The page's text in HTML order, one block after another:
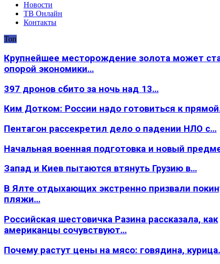
Новости
ТВ Онлайн
Контакты
Топ
Крупнейшее месторождение золота может
опорой экономики…
397 дронов сбито за ночь над 13…
Ким Дотком: России надо готовиться к
Пентагон рассекретил дело о падении НЛО с…
Начальная военная подготовка и новый
Запад и Киев пытаются втянуть Грузию в…
В Ялте отдыхающих экстренно призвали
пляжи…
Российская шестовичка Разина рассказала, как
американцы сочувствуют…
Почему растут цены на мясо: говядина,